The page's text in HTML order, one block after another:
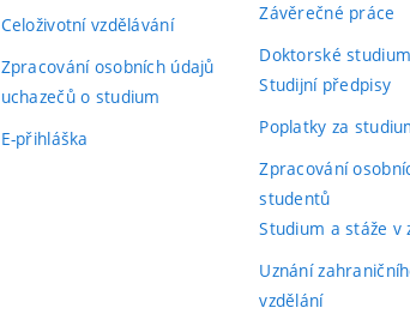
Celoživotní vzdělávání
Zpracování osobních údajů
uchazečů o studium
E-přihláška
Závěrečné práce
Doktorské studium
Studijní předpisy
Poplatky za
Zpracování
studentů
Studium a stáže v
Uznání
vzdělání